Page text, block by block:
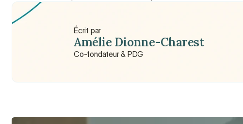
Écrit par
Amélie Dionne-Charest
Co-fondateur & PDG